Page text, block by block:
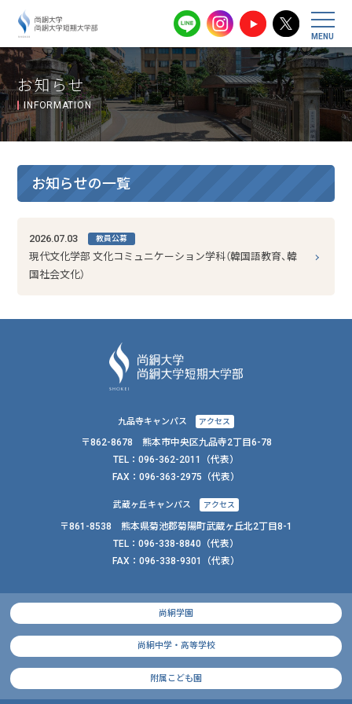
尚絅大学・尚
お知らせ
INFORMATION
お知らせの一覧
2026.07.03 教員公募
現代文化学部 文化コミュニケーション学科（韓国語教育、韓
国社会文化）
九品寺キャンパス アクセス
〒862-8678 熊本市中央区九品寺2丁目6-78
TEL： 096-362-2011
（代表）
FAX： 096-363-2975（代表）
武蔵ヶ丘キャンパス アクセス
〒861-8538 熊本県菊池郡菊陽町武蔵ヶ丘北2丁目8-1
TEL： 096-338-8840 （代表）
FAX： 096-338-9301（代表）
尚絅学園
尚絅中学・高等学校
附属こども園